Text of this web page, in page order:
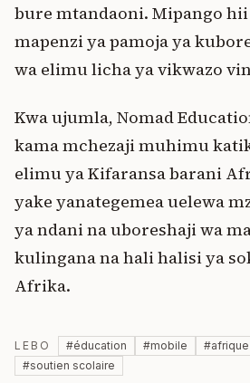
bure mtandaoni. Mipango
mapenzi ya pamoja ya
wa elimu licha ya vikwazo
Kwa ujumla, Nomad
kama mchezaji muhimu
elimu ya Kifaransa barani
yake yanategemea uelewa
ya ndani na uboreshaji wa
kulingana na hali halisi ya
Afrika.
LEBO #éducation #mobile #
#soutien scolaire